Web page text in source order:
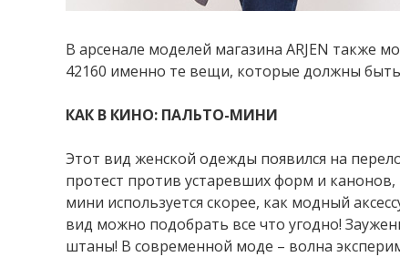
В арсенале моделей магазина ARJEN также
42160 именно те вещи, которые должны
КАК В КИНО: ПАЛЬТО-МИНИ
Этот вид женской одежды появился на
протест против устаревших форм и
мини используется скорее, как модный
вид можно подобрать все что угодно!
штаны! В современной моде – волна